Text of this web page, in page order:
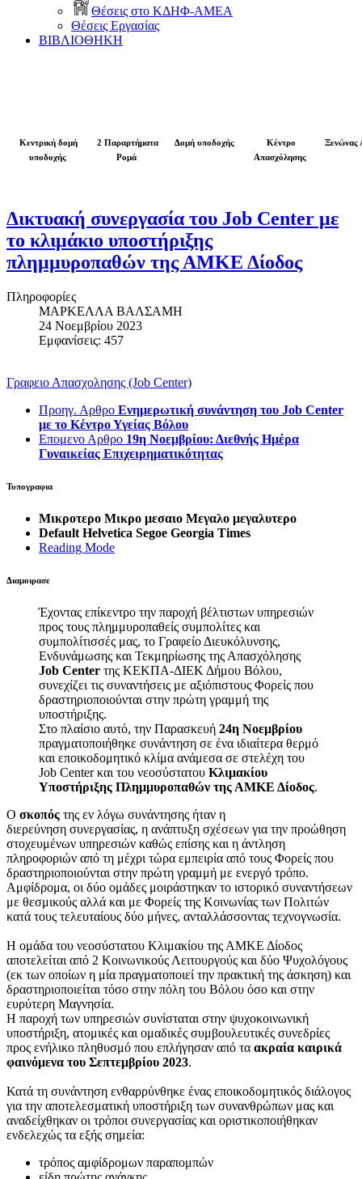
Θέσεις στο ΚΔΗΦ-ΑΜΕΑ
Θέσεις Εργασίας
ΒΙΒΛΙΟΘΗΚΗ
Κεντρική δομή
υποδοχής
2 Παραρτήματα
Ρομά
Δομή υποδοχής
Κέντρο
Απασχόλησης
Ξενώνας
Δικτυακή συνεργασία του Job Center με
το κλιμάκιο υποστήριξης
πλημμυροπαθών της ΑΜΚΕ Δίοδος
Πληροφορίες
ΜΑΡΚΕΛΛΑ ΒΑΛΣΑΜΗ
24 Νοεμβρίου 2023
Εμφανίσεις: 457
Γραφειο Απασχολησης (Job Center)
Προηγ. Αρθρο Ενημερωτική συνάντηση του Job Center
με το Κέντρο Υγείας Βόλου
Επομενο Αρθρο 19η Νοεμβρίου: Διεθνής Ημέρα
Γυναικείας Επιχειρηματικότητας
Τυπογραφια
Μικροτερο Μικρο μεσαιο Μεγαλο μεγαλυτερο
Default Helvetica Segoe Georgia Times
Reading Mode
Διαμοιρασε
Έχοντας επίκεντρο την παροχή βέλτιστων υπηρεσιών
προς τους πλημμυροπαθείς συμπολίτες και
συμπολίτισσές μας, το Γραφείο Διευκόλυνσης,
Ενδυνάμωσης και Τεκμηρίωσης της Απασχόλησης
Job Center της ΚΕΚΠΑ-ΔΙΕΚ Δήμου Βόλου,
συνεχίζει τις συναντήσεις με αξιόπιστους Φορείς που
δραστηριοποιούνται στην πρώτη γραμμή της
υποστήριξης.
Στο πλαίσιο αυτό, την Παρασκευή 24η Νοεμβρίου
πραγματοποιήθηκε συνάντηση σε ένα ιδιαίτερα θερμό
και εποικοδομητικό κλίμα ανάμεσα σε στελέχη του
Job Center και του νεοσύστατου Κλιμακίου
Υποστήριξης Πλημμυροπαθών της ΑΜΚΕ Δίοδος.
Ο σκοπός της εν λόγω συνάντησης ήταν η
διερεύνηση συνεργασίας, η ανάπτυξη σχέσεων για την προώθηση
στοχευμένων υπηρεσιών καθώς επίσης και η άντληση
πληροφοριών από τη μέχρι τώρα εμπειρία από τους Φορείς που
δραστηριοποιούνται στην πρώτη γραμμή με ενεργό τρόπο.
Αμφίδρομα, οι δύο ομάδες μοιράστηκαν το ιστορικό συναντήσεων
με θεσμικούς αλλά και με Φορείς της Κοινωνίας των Πολιτών
κατά τους τελευταίους δύο μήνες, ανταλλάσσοντας τεχνογνωσία.
Η ομάδα του νεοσύστατου Κλιμακίου της ΑΜΚΕ Δίοδος
αποτελείται από 2 Κοινωνικούς Λειτουργούς και δύο Ψυχολόγους
(εκ των οποίων η μία πραγματοποιεί την πρακτική της άσκηση) και
δραστηριοποιείται τόσο στην πόλη του Βόλου όσο και στην
ευρύτερη Μαγνησία.
Η παροχή των υπηρεσιών συνίσταται στην ψυχοκοινωνική
υποστήριξη, ατομικές και ομαδικές συμβουλευτικές συνεδρίες
προς ενήλικο πληθυσμό που επλήγησαν από τα ακραία καιρικά
φαινόμενα του Σεπτεμβρίου 2023.
Κατά τη συνάντηση ενθαρρύνθηκε ένας εποικοδομητικός διάλογος
για την αποτελεσματική υποστήριξη των συνανθρώπων μας και
αναδείχθηκαν οι τρόποι συνεργασίας και οριστικοποιήθηκαν
ενδελεχώς τα εξής σημεία:
τρόπος αμφίδρομων παραπομπών